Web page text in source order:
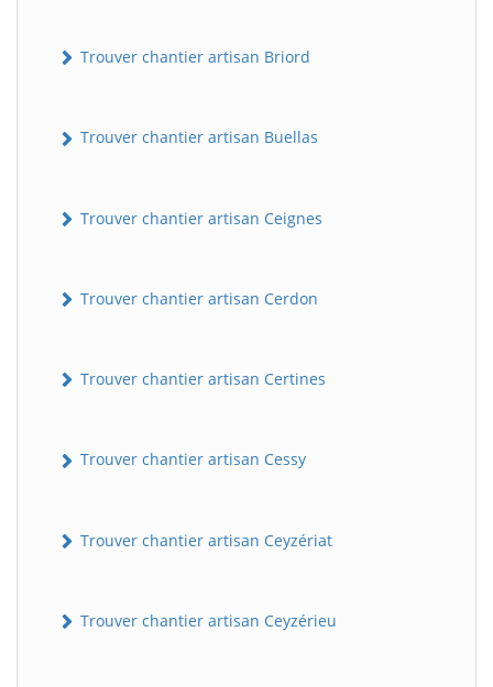
Trouver chantier artisan Briord
Trouver chantier artisan Buellas
Trouver chantier artisan Ceignes
Trouver chantier artisan Cerdon
Trouver chantier artisan Certines
Trouver chantier artisan Cessy
Trouver chantier artisan Ceyzériat
Trouver chantier artisan Ceyzérieu